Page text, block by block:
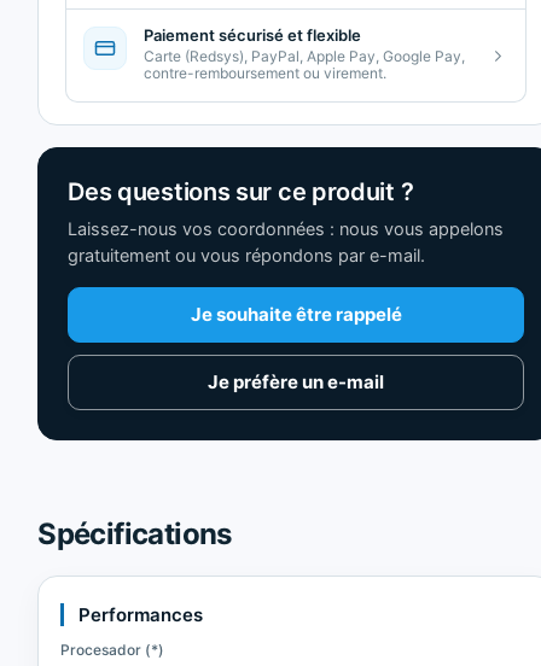
Paiement sécurisé et flexible
Carte (Redsys), PayPal, Apple Pay, Google Pay,
contre-remboursement ou virement.
Des questions sur ce produit ?
Laissez-nous vos coordonnées : nous vous appelons
gratuitement ou vous répondons par e-mail.
Je souhaite être rappelé
Je préfère un e-mail
Spécifications
Performances
Procesador (*)